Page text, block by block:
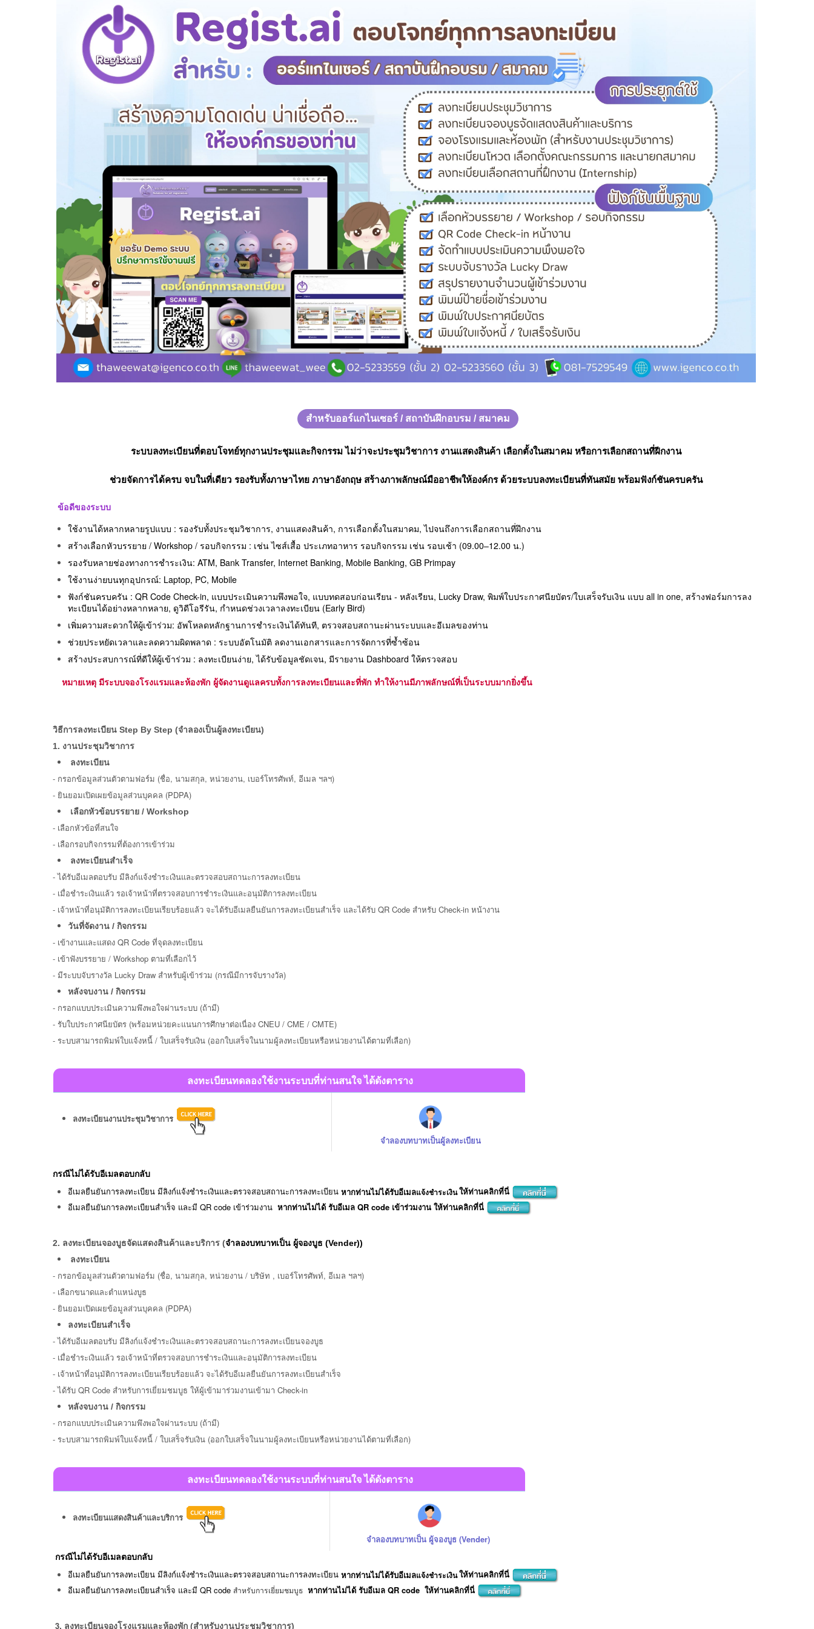
สำหรับออร์แกไนเซอร์ / สถาบันฝึกอบรม / สมาคม
ระบบลงทะเบียนที่ตอบโจทย์ทุกงานประชุมและกิจกรรม ไม่ว่าจะประชุมวิชาการ งานแสดงสินค้า เลือกตั้งในสมาคม หรือการเลือกสถานที่ฝีกงาน
ช่วยจัดการได้ครบ จบในที่เดียว รองรับทั้งภาษาไทย ภาษาอังกฤษ สร้างภาพลักษณ์มืออาชีพให้องค์กร ด้วยระบบลงทะเบียนที่ทันสมัย พร้อมฟังก์ชันครบครัน
ข้อดีของระบบ
ใช้งานได้หลากหลายรูปแบบ : รองรับทั้งประชุมวิชาการ, งานแสดงสินค้า, การเลือกตั้งในสมาคม, ไปจนถึงการเลือกสถานที่ฝึกงาน
สร้างเลือกหัวบรรยาย / Workshop / รอบกิจกรรม : เช่น ไซส์เสื้อ ประเภทอาหาร รอบกิจกรรม เช่น รอบเช้า (09.00–12.00 น.)
รองรับหลายช่องทางการชำระเงิน: ATM, Bank Transfer, Internet Banking, Mobile Banking, GB Primpay
ใช้งานง่ายบนทุกอุปกรณ์: Laptop, PC, Mobile
ฟังก์ชันครบครัน : QR Code Check-in, แบบประเมินความพึงพอใจ, แบบทดสอบก่อนเรียน - หลังเรียน, Lucky Draw, พิมพ์ใบประกาศนียบัตร/ใบเสร็จรับเงิน แบบ all in one, สร้างฟอร์มการลง
ทะเบียนได้อย่างหลากหลาย, ดูวิดีโอรีรัน, กำหนดช่วงเวลาลงทะเบียน (Early Bird)
เพิ่มความสะดวกให้ผู้เข้าร่วม: อัพโหลดหลักฐานการชำระเงินได้ทันที, ตรวจสอบสถานะผ่านระบบและอีเมลของท่าน
ช่วยประหยัดเวลาและลดความผิดพลาด : ระบบอัตโนมัติ ลดงานเอกสารและการจัดการที่ซ้ำซ้อน
สร้างประสบการณ์ที่ดีให้ผู้เข้าร่วม : ลงทะเบียนง่าย, ได้รับข้อมูลชัดเจน, มีรายงาน Dashboard ให้ตรวจสอบ
หมายเหตุ มีระบบจองโรงแรมและห้องพัก ผู้จัดงานดูแลครบทั้งการลงทะเบียนและที่พัก ทำให้งานมีภาพลักษณ์ที่เป็นระบบมากยิ่งขึ้น
วิธีการลงทะเบียน Step By Step (จำลองเป็นผู้ลงทะเบียน)
1. งานประชุมวิชาการ
ลงทะเบียน
- กรอกข้อมูลส่วนตัวตามฟอร์ม (ชื่อ, นามสกุล, หน่วยงาน, เบอร์โทรศัพท์, อีเมล ฯลฯ)
- ยินยอมเปิดเผยข้อมูลส่วนบุคคล (PDPA)
เลือกหัวข้อบรรยาย / Workshop
- เลือกหัวข้อที่สนใจ
- เลือกรอบกิจกรรมที่ต้องการเข้าร่วม
ลงทะเบียนสำเร็จ
-ได้รับอีเมลตอบรับ มีลิงก์แจ้งชำระเงินและตรวจสอบสถานะการลงทะเบียน
- เมื่อชำระเงินแล้ว รอเจ้าหน้าที่ตรวจสอบการชำระเงินและอนุมัติการลงทะเบียน
- เจ้าหน้าที่อนุมัติการลงทะเบียนเรียบร้อยแล้ว จะได้รับอีเมลยืนยันการลงทะเบียนสำเร็จ และได้รับ QR Code สำหรับ Check-in หน้างาน
วันที่จัดงาน / กิจกรรม
- เข้างานและแสดง QR Code ที่จุดลงทะเบียน
- เข้าฟังบรรยาย / Workshop ตามที่เลือกไว้
- มีระบบจับรางวัล Lucky Draw สำหรับผู้เข้าร่วม (กรณีมีการจับรางวัล)
หลังจบงาน / กิจกรรม
- กรอกแบบประเมินความพึงพอใจผ่านระบบ (ถ้ามี)
- รับใบประกาศนียบัตร (พร้อมหน่วยคะแนนการศึกษาต่อเนื่อง CNEU / CME / CMTE)
- ระบบสามารถพิมพ์ใบแจ้งหนี้ / ใบเสร็จรับเงิน (ออกใบเสร็จในนามผู้ลงทะเบียนหรือหน่วยงานได้ตามที่เลือก)
ลงทะเบียนทดลองใช้งานระบบที่ท่านสนใจ ได้ดังตาราง
ลงทะเบียนงานประชุมวิชาการ
จำลองบทบาทเป็นผู้ลงทะเบียน
กรณีไม่ได้รับอีเมลตอบกลับ
อีเมลยืนยันการลงทะเบียน มีลิงก์แจ้งชำระเงินและตรวจสอบสถานะการลงทะเบียน หากท่านไม่ได้รับอีเมลแจ้งชำระเงินให้ท่านคลิกที่นี่
อีเมลยืนยันการลงทะเบียนสำเร็จ และมี QR code เข้าร่วมงาน หากท่านไม่ได้ รับอีเมล QR code เข้าร่วมงาน ให้ท่านคลิกที่นี่
2. ลงทะเบียนจองบูธจัดแสดงสินค้าและบริการ (จำลองบทบาทเป็น ผู้จองบูธ (Vender))
ลงทะเบียน
- กรอกข้อมูลส่วนตัวตามฟอร์ม (ชื่อ, นามสกุล, หน่วยงาน / บริษัท , เบอร์โทรศัพท์, อีเมล ฯลฯ)
- เลือกขนาดและตำแหน่งบูธ
- ยินยอมเปิดเผยข้อมูลส่วนบุคคล (PDPA)
ลงทะเบียนสำเร็จ
-ได้รับอีเมลตอบรับ มีลิงก์แจ้งชำระเงินและตรวจสอบสถานะการลงทะเบียนจองบูธ
- เมื่อชำระเงินแล้ว รอเจ้าหน้าที่ตรวจสอบการชำระเงินและอนุมัติการลงทะเบียน
- เจ้าหน้าที่อนุมัติการลงทะเบียนเรียบร้อยแล้ว จะได้รับอีเมลยืนยันการลงทะเบียนสำเร็จ
- ได้รับ QR Code สำหรับการเยี่ยมชมบูธ ให้ผู้เข้ามาร่วมงานเข้ามา Check-in
หลังจบงาน / กิจกรรม
- กรอกแบบประเมินความพึงพอใจผ่านระบบ (ถ้ามี)
- ระบบสามารถพิมพ์ใบแจ้งหนี้ / ใบเสร็จรับเงิน (ออกใบเสร็จในนามผู้ลงทะเบียนหรือหน่วยงานได้ตามที่เลือก)
ลงทะเบียนทดลองใช้งานระบบที่ท่านสนใจ ได้ดังตาราง
ลงทะเบียนแสดงสินค้าและบริการ
จำลองบทบาทเป็น ผู้จองบูธ (Vender)
กรณีไม่ได้รับอีเมลตอบกลับ
อีเมลยืนยันการลงทะเบียน มีลิงก์แจ้งชำระเงินและตรวจสอบสถานะการลงทะเบียน หากท่านไม่ได้รับอีเมลแจ้งชำระเงินให้ท่านคลิกที่นี่
อีเมลยืนยันการลงทะเบียนสำเร็จ และมี QR code สำหรับการเยี่ยมชมบูธ หากท่านไม่ได้ รับอีเมล QR code ให้ท่านคลิกที่นี่
3. ลงทะเบียนจองโรงแรมและห้องพัก (สำหรับงานประชุมวิชาการ)